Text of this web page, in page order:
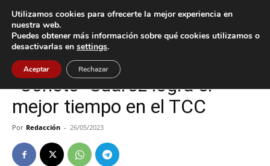
Inicio Deportes
Deportes Gondomar
“Cohete” Suárez logra el
mejor tiempo en el TCC
Por Redacción - 26/05/2023
Utilizamos cookies para ofrecerte la mejor experiencia en
nuestra web.
Puedes obtener más información sobre qué cookies utilizamos o
desactivarlas en settings.
Aceptar Rechazar